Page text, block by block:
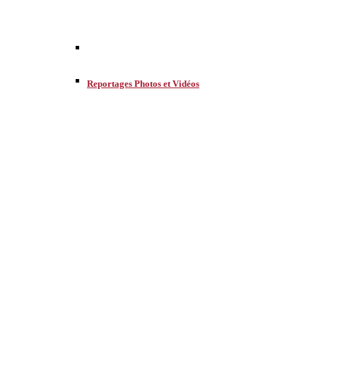
Reportages Photos et Vidéos